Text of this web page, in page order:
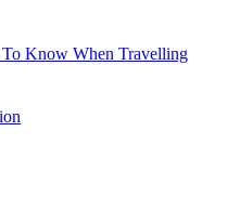
Know When Travelling